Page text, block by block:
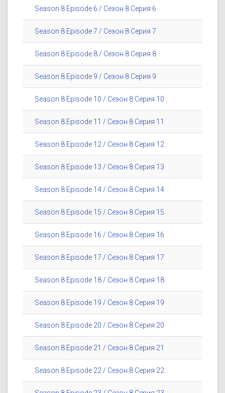
Season 8 Episode 6 / Сезон 8 Серия 6
Season 8 Episode 7 / Сезон 8 Серия 7
Season 8 Episode 8 / Сезон 8 Серия 8
Season 8 Episode 9 / Сезон 8 Серия 9
Season 8 Episode 10 / Сезон 8 Серия 10
Season 8 Episode 11 / Сезон 8 Серия 11
Season 8 Episode 12 / Сезон 8 Серия 12
Season 8 Episode 13 / Сезон 8 Серия 13
Season 8 Episode 14 / Сезон 8 Серия 14
Season 8 Episode 15 / Сезон 8 Серия 15
Season 8 Episode 16 / Сезон 8 Серия 16
Season 8 Episode 17 / Сезон 8 Серия 17
Season 8 Episode 18 / Сезон 8 Серия 18
Season 8 Episode 19 / Сезон 8 Серия 19
Season 8 Episode 20 / Сезон 8 Серия 20
Season 8 Episode 21 / Сезон 8 Серия 21
Season 8 Episode 22 / Сезон 8 Серия 22